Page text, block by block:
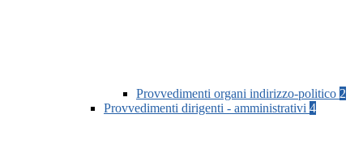
Provvedimenti organi indirizzo-politico 2
Provvedimenti dirigenti - amministrativi 4